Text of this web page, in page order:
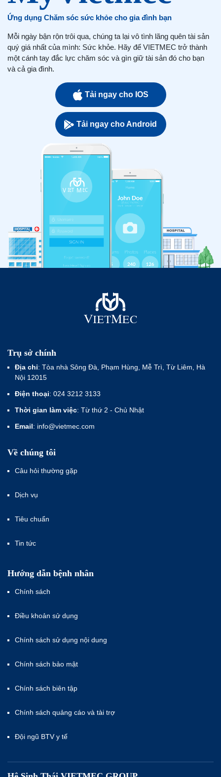
Ứng dụng Chăm sóc sức khỏe cho gia đình bạn
Mỗi ngày bận rộn trôi qua, chúng ta lại vô tình lãng quên tài sản
quý giá nhất của mình: Sức khỏe. Hãy để VIETMEC trở thành
một cánh tay đắc lực chăm sóc và gìn giữ tài sản đó cho bạn
và cả gia đình.
Tải ngay cho IOS
Tải ngay cho Android
Trụ sở chính
Địa chỉ: Tòa nhà Sông Đà, Phạm Hùng, Mễ Trì, Từ Liêm, Hà
Nội 12015
Điện thoại: 024 3212 3133
Thời gian làm việc: Từ thứ 2 - Chủ Nhật
Email: info@vietmec.com
Về chúng tôi
Câu hỏi thường gặp
Dịch vụ
Tiêu chuẩn
Tin tức
Hướng dẫn bệnh nhân
Chính sách
Điều khoản sử dụng
Chính sách sử dụng nội dung
Chính sách bảo mật
Chính sách biên tập
Chính sách quảng cáo và tài trợ
Đội ngũ BTV y tế